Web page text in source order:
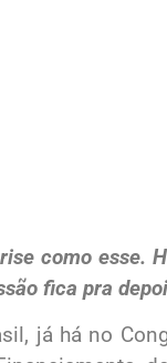
como esse.
fica pra
já há no